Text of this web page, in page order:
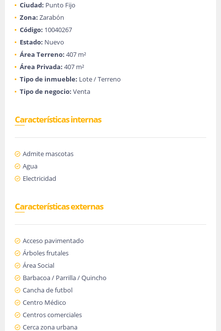
Ciudad: Punto Fijo
Zona: Zarabón
Código: 10040267
Estado: Nuevo
Área Terreno: 407 m²
Área Privada: 407 m²
Tipo de inmueble: Lote / Terreno
Tipo de negocio: Venta
Características internas
Admite mascotas
Agua
Electricidad
Características externas
Acceso pavimentado
Árboles frutales
Área Social
Barbacoa / Parrilla / Quincho
Cancha de futbol
Centro Médico
Centros comerciales
Cerca zona urbana